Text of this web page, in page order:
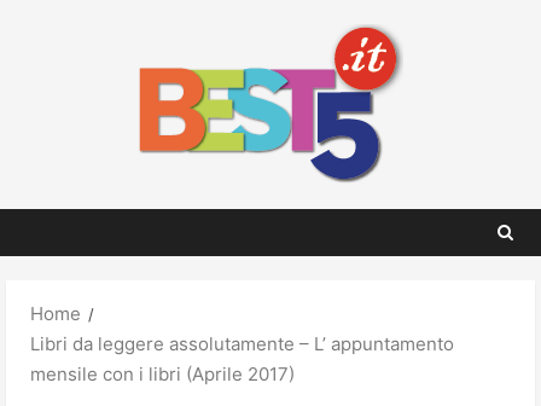
Home
Libri da leggere assolutamente – L’ appuntamento
mensile con i libri (Aprile 2017)